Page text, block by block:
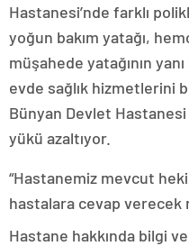
Hastanesi’nde farklı
yoğun bakım yatağı,
müşahede yatağının
evde sağlık hizmetlerini
Bünyan Devlet
yükü azaltıyor.
“Hastanemiz mevcut
hastalara cevap verecek
Hastane hakkında bilgi